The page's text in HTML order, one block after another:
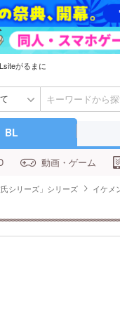
がるまに
BL
動画・ゲーム
氏シリーズ」シリーズ イケメ